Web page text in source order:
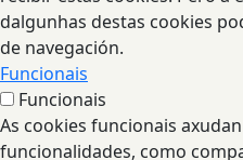
dalgunhas destas cookies
de navegación.
Funcionais
Funcionais
As cookies funcionais
funcionalidades, como